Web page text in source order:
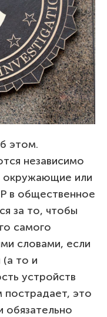
этом.
независимо
окружающие или
в общественное
за то, чтобы
самого
словами, если
(а то и
устройств
пострадает, это
обязательно